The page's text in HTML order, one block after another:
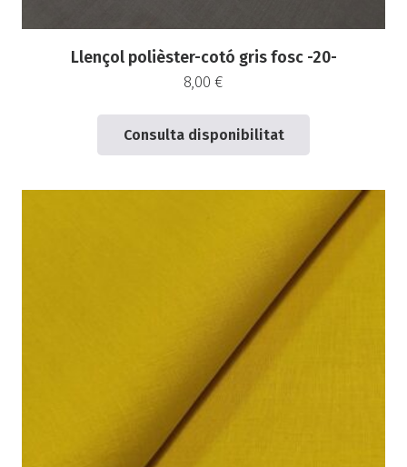
Llençol polièster-cotó gris fosc -20-
8,00 €
Consulta disponibilitat